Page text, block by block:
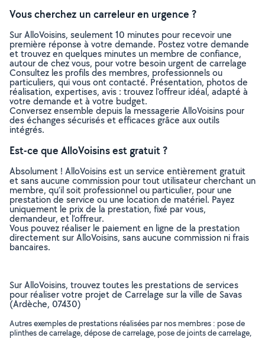
Vous cherchez un carreleur en urgence ?
Sur AlloVoisins, seulement 10 minutes pour recevoir une
première réponse à votre demande. Postez votre demande
et trouvez en quelques minutes un membre de confiance,
autour de chez vous, pour votre besoin urgent de carrelage
Consultez les profils des membres, professionnels ou
particuliers, qui vous ont contacté. Présentation, photos de
réalisation, expertises, avis : trouvez l'offreur idéal, adapté à
votre demande et à votre budget.
Conversez ensemble depuis la messagerie AlloVoisins pour
des échanges sécurisés et efficaces grâce aux outils
intégrés.
Est-ce que AlloVoisins est gratuit ?
Absolument ! AlloVoisins est un service entièrement gratuit
et sans aucune commission pour tout utilisateur cherchant un
membre, qu’il soit professionnel ou particulier, pour une
prestation de service ou une location de matériel. Payez
uniquement le prix de la prestation, fixé par vous,
demandeur, et l’offreur.
Vous pouvez réaliser le paiement en ligne de la prestation
directement sur AlloVoisins, sans aucune commission ni frais
bancaires.
Sur AlloVoisins, trouvez toutes les prestations de services
pour réaliser votre projet de Carrelage sur la ville de Savas
(Ardèche, 07430)
Autres exemples de prestations réalisées par nos membres : pose de
plinthes de carrelage, dépose de carrelage, pose de joints de carrelage,